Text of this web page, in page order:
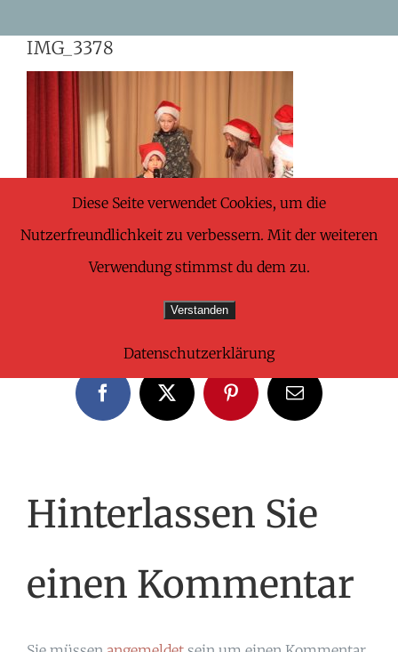
IMG_3378
FacebookX PinterestE-
Mail
Hinterlassen Sie
einen Kommentar
Diese Seite verwendet Cookies, um die
Nutzerfreundlichkeit zu verbessern. Mit der weiteren
Verwendung stimmst du dem zu.
Verstanden
Datenschutzerklärung